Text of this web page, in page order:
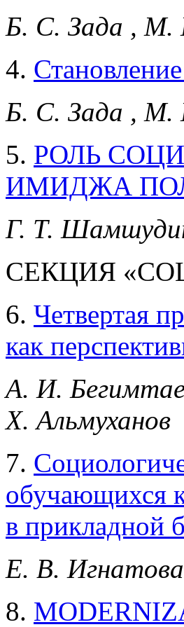
Б. С. Зада , М.
4.
Б. С. Зада , М.
5. РОЛЬ
ИМИДЖА
Г. Т.
СЕКЦИЯ
6. Четвертая
как
А. И.
Х. Альмуханов
7.
обучающихся
в прикладной
Е. В.
8.